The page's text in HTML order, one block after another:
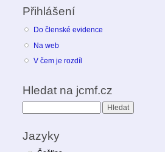
Přihlášení
Do členské evidence
Na web
V čem je rozdíl
Hledat na jcmf.cz
Jazyky